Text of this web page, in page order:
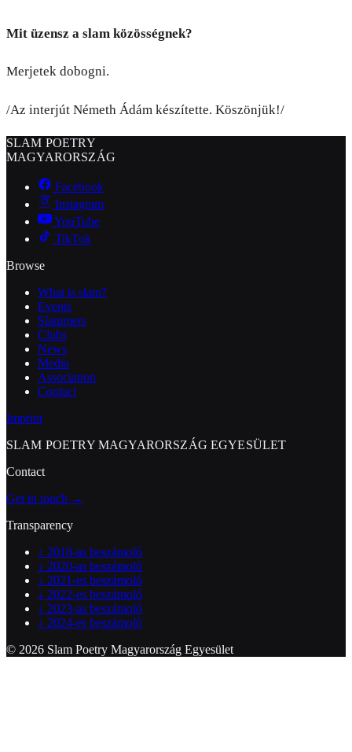
Mit üzensz a slam közösségnek?
Merjetek dobogni.
/Az interjút Németh Ádám készítette. Köszönjük!/
SLAM POETRY
MAGYARORSZÁG
Facebook
Instagram
YouTube
TikTok
Browse
What is slam?
Events
Slammers
Clubs
News
Media
Association
Contact
Imprint
SLAM POETRY MAGYARORSZÁG EGYESÜLET
Contact
Get in touch →
Transparency
↓ 2018-as beszámoló
↓ 2020-as beszámoló
↓ 2021-es beszámoló
↓ 2022-es beszámoló
↓ 2023-as beszámoló
↓ 2024-es beszámoló
© 2026 Slam Poetry Magyarország Egyesület